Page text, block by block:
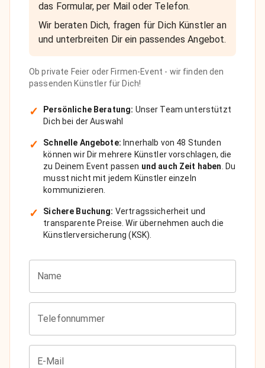
das Formular, per Mail oder Telefon.
Wir beraten Dich, fragen für Dich Künstler an
und unterbreiten Dir ein passendes Angebot.
Ob private Feier oder Firmen-Event - wir finden den
passenden Künstler für Dich!
✓ Persönliche Beratung: Unser Team unterstützt
Dich bei der Auswahl
✓ Schnelle Angebote: Innerhalb von 48 Stunden
können wir Dir mehrere Künstler vorschlagen, die
zu Deinem Event passen und auch Zeit haben. Du
musst nicht mit jedem Künstler einzeln
kommunizieren.
✓ Sichere Buchung: Vertragssicherheit und
transparente Preise. Wir übernehmen auch die
Künstlerversicherung (KSK).
Name
Telefonnummer
E-Mail